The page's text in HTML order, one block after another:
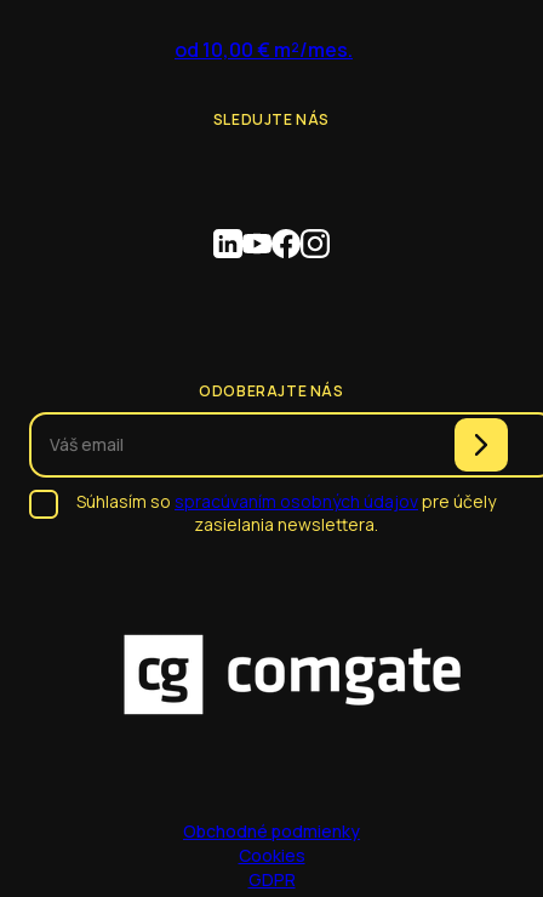
od 10,00 € m²/mes.
SLEDUJTE NÁS
ODOBERAJTE NÁS
Súhlasím so spracúvaním osobných údajovpre účely
zasielania newslettera.
Obchodné podmienky
Cookies
GDPR